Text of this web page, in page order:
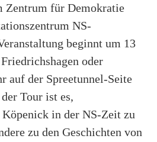
Zentrum für Demokratie
NS-
beginnt um 13
oder
auf der Spreetunnel-Seite
Tour ist es,
in der NS-Zeit zu
zu den Geschichten von